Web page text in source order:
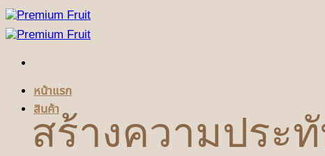
ข้าม
ไป
เนื้อหา
หน้าแรก
สินค้า
สร้างความประ